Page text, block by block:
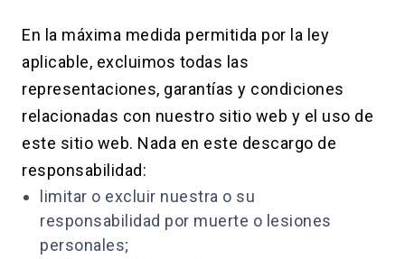
En la máxima medida permitida por la ley
aplicable, excluimos todas las
representaciones, garantías y condiciones
relacionadas con nuestro sitio web y el uso de
este sitio web. Nada en este descargo de
responsabilidad:
limitar o excluir nuestra o su
responsabilidad por muerte o lesiones
personales;